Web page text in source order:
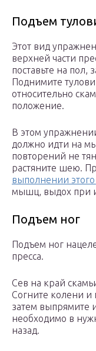
Подъем
Этот вид
верхней части
поставьте на пол,
Поднимите
относительно
положение.
В этом
должно идти на
повторений не
растяните шею.
выполнении
мышц, выдох при
Подъем ног
Подъем ног
пресса.
Сев на край
Согните колени и
затем выпрямите
необходимо в
назад.